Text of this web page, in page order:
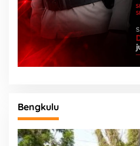
Bengkulu